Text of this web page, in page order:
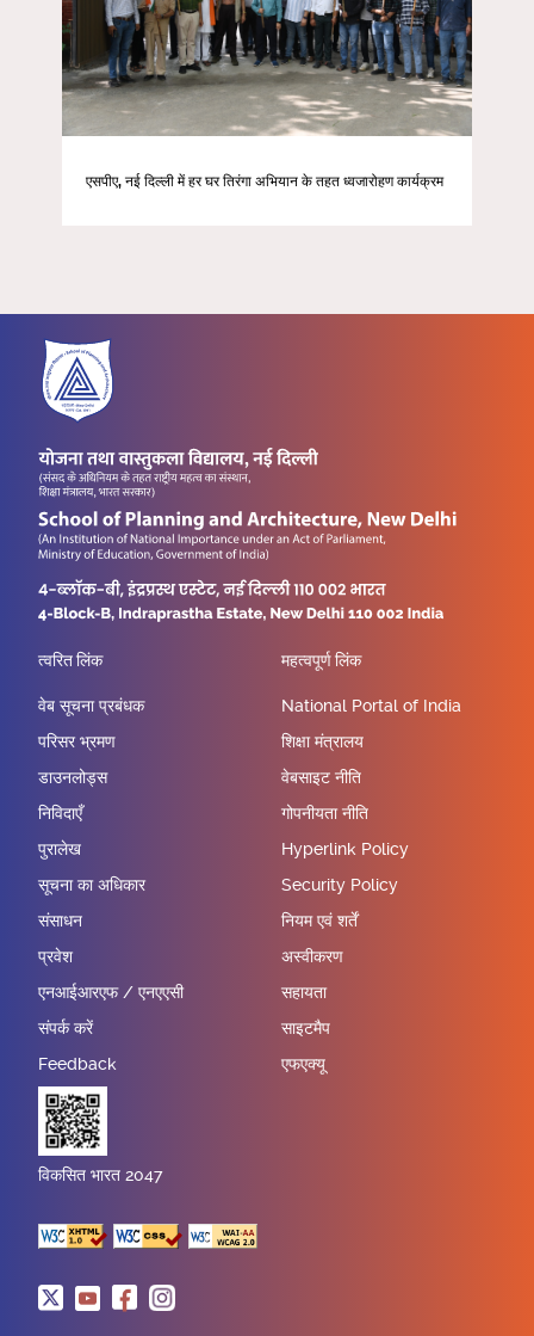
एसपीए, नई दिल्ली में हर घर तिरंगा अभियान के तहत ध्वजारोहण कार्यक्रम
त्वरित लिंक
वेब सूचना प्रबंधक
परिसर भ्रमण
डाउनलोड्स
निविदाएँ
पुरालेख
सूचना का अधिकार
संसाधन
प्रवेश
एनआईआरएफ / एनएएसी
संपर्क करें
Feedback
महत्वपूर्ण लिंक
National Portal of India
शिक्षा मंत्रालय
वेबसाइट नीति
गोपनीयता नीति
Hyperlink Policy
Security Policy
नियम एवं शर्तें
अस्वीकरण
सहायता
साइटमैप
एफएक्यू
विकसित भारत 2047